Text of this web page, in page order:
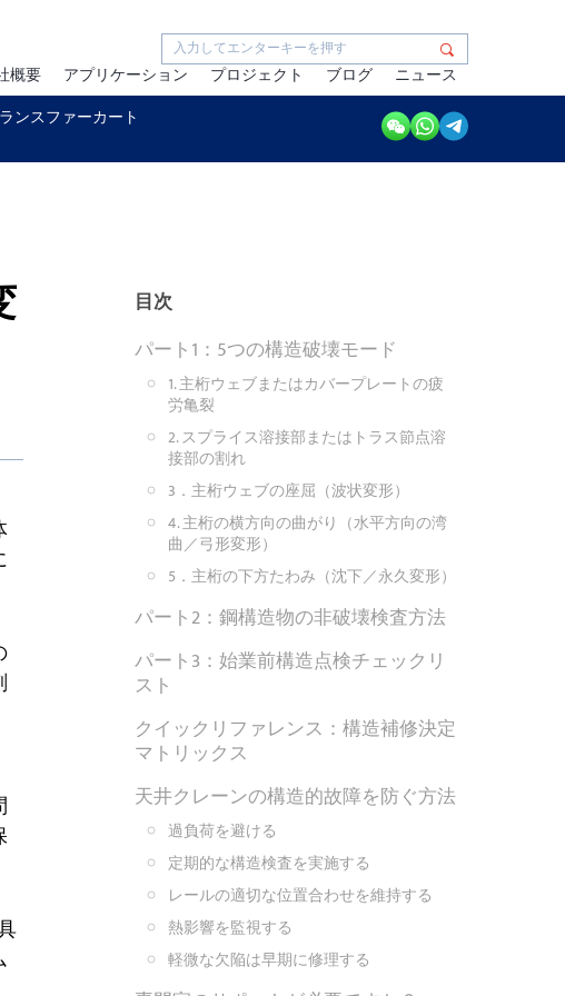
概要 アプリケーション プロジェクト ブログ
ニュース
ンスファーカート
目次
パート1：5つの構造破壊モード
1. 主桁ウェブまたはカバープレートの疲
労亀裂
2. スプライス溶接部またはトラス節点溶
接部の割れ
3．主桁ウェブの座屈（波状変形）
4. 主桁の横方向の曲がり（水平方向の湾
曲／弓形変形）
5．主桁の下方たわみ（沈下／永久変形）
パート2：鋼構造物の非破壊検査方法
パート3：始業前構造点検チェックリ
スト
クイックリファレンス：構造補修決定
マトリックス
天井クレーンの構造的故障を防ぐ方法
過負荷を避ける
定期的な構造検査を実施する
レールの適切な位置合わせを維持する
熱影響を監視する
軽微な欠陥は早期に修理する